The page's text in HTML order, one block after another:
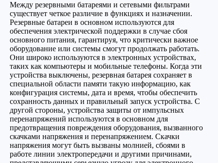
Между резервными батареями и сетевыми фильтрами
существует четкое различие в функциях и назначении.
Резервные батареи в основном используются для
обеспечения электрической поддержки в случае сбоя
основного питания, гарантируя, что критически важное
оборудование или системы смогут продолжать работать.
Они широко используются в электронных устройствах,
таких как компьютеры и мобильные телефоны. Когда эти
устройства выключены, резервная батарея сохраняет в
специальной области памяти такую информацию, как
конфигурация системы, дата и время, чтобы обеспечить
сохранность данных и правильный запуск устройства. С
другой стороны, устройства защиты от импульсных
перенапряжений используются в основном для
предотвращения повреждения оборудования, вызванного
скачками напряжения и перенапряжением. Скачки
напряжения могут быть вызваны молнией, сбоями в
работе линии электропередачи и другими причинами,